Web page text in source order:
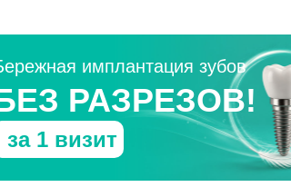
за 1 визит
имплантация зубов
РАЗРЕЗОВ!